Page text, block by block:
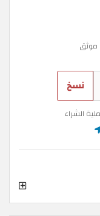
موثق
نسخ
الشراء